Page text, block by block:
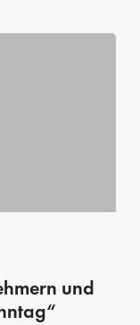
und